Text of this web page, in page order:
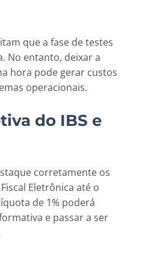
que a fase de testes
No entanto, deixar a
hora pode gerar custos
operacionais.
do IBS e
corretamente os
Eletrônica até o
de 1% poderá
e passar a ser